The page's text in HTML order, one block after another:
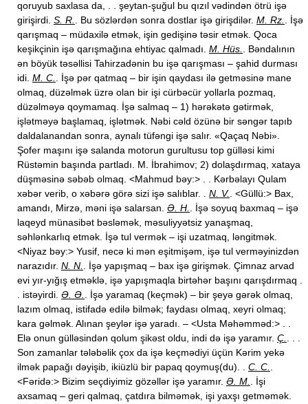
qoruyub saxlasa da, . . şeytan-şuğul bu qızıl vədindən ötrü işə
girişirdi. S. R. . Bu sözlərdən sonra dostlar işə girişdilər. M. Rz.
. İşə
qarışmaq – müdaxilə etmək, işin gedişinə təsir etmək. Qoca
keşikçinin işə qarışmağına ehtiyac qalmadı. M. Hüs.
. Bəndalının
ən böyük təsəllisi Tahirzadənin bu işə qarışması – şahid durması
idi. M. C.
. İşə pər qatmaq – bir işin qaydası ilə getməsinə mane
olmaq, düzəlmək üzrə olan bir işi cürbəcür yollarla pozmaq,
düzəlməyə qoymamaq. İşə salmaq – 1) hərəkətə gətirmək,
işlətməyə başlamaq, işlətmək. Nəbi cəld özünə bir səngər tapıb
daldalanandan sonra, aynalı tüfəngi işə salır. «Qaçaq Nəbi».
Şofer maşını işə salanda motorun gurultusu top gülləsi kimi
Rüstəmin başında partladı. M. İbrahimov; 2) dolaşdırmaq, xataya
düşməsinə səbəb olmaq. <Mahmud bəy:> . . Kərbəlayı Qulam
xəbər verib, o xəbərə görə sizi işə salıblar. . N. V. . <Güllü:> Bax,
amandı, Mirzə, məni işə salarsan. Ə. H.
. İşə soyuq baxmaq – işə
laqeyd münasibət bəsləmək, məsuliyyətsiz yanaşmaq,
səhlənkarlıq etmək. İşə tul vermək – işi uzatmaq, ləngitmək.
<Niyaz bəy:> Yusif, necə ki mən eşitmişəm, işə tul verməyinizdən
narazıdır. N. N.
. İşə yapışmaq – bax işə girişmək. Çimnaz arvad
evi yır-yığış etməklə, işə yapışmaqla birtəhər başını qarışdırmaq .
. istəyirdi. Ə. Ə.
. İşə yaramaq (keçmək) – bir şeyə gərək olmaq,
lazım olmaq, istifadə edilə bilmək; faydası olmaq, xeyri olmaq;
kara gəlmək. Alınan şeylər işə yaradı. – <Usta Məhəmməd:> . .
Elə onun gülləsindən qolum şikəst oldu, indi də işə yaramır. Ç.
Son zamanlar tələbəlik çox da işə keçmədiyi üçün Kərim yekə
ilmək papağı dəyişib, ikiüzlü bir papaq qoymuş(du). . C. C.
<Fəridə:> Bizim seçdiyimiz gözəllər işə yaramır. Ə. M.
. İşi
axsamaq – geri qalmaq, çatdıra bilməmək, işi yaxşı getməmək.